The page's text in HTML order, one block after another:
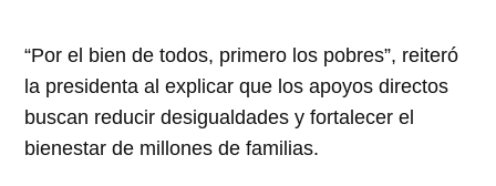
“Por el bien de todos, primero los pobres”, reiteró
la presidenta al explicar que los apoyos directos
buscan reducir desigualdades y fortalecer el
bienestar de millones de familias.